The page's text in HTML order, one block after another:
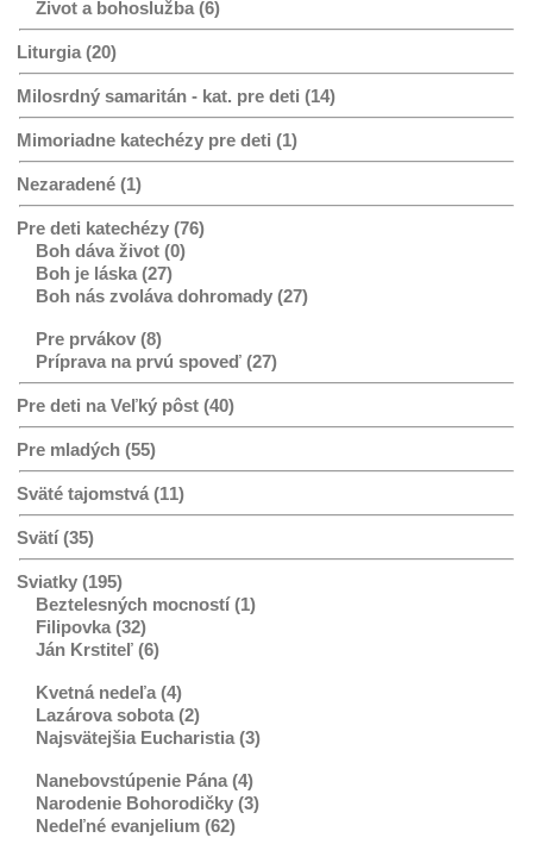
Život a bohoslužba (6)
Liturgia (20)
Milosrdný samaritán - kat. pre deti (14)
Mimoriadne katechézy pre deti (1)
Nezaradené (1)
Pre deti katechézy (76)
Boh dáva život (0)
Boh je láska (27)
Boh nás zvoláva dohromady (27)
Pre prvákov (8)
Príprava na prvú spoveď (27)
Pre deti na Veľký pôst (40)
Pre mladých (55)
Sväté tajomstvá (11)
Svätí (35)
Sviatky (195)
Beztelesných mocností (1)
Filipovka (32)
Ján Krstiteľ (6)
Kvetná nedeľa (4)
Lazárova sobota (2)
Najsvätejšia Eucharistia (3)
Nanebovstúpenie Pána (4)
Narodenie Bohorodičky (3)
Nedeľné evanjelium (62)